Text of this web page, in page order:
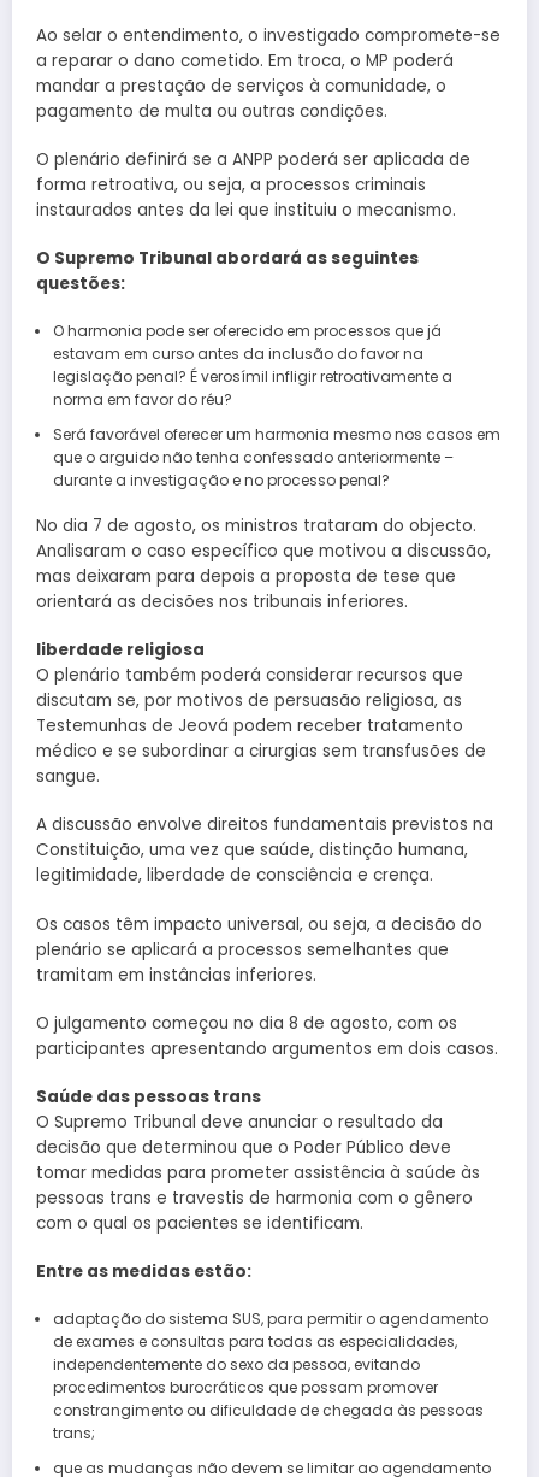
Ao selar o entendimento, o investigado compromete-se
a reparar o dano cometido. Em troca, o MP poderá
mandar a prestação de serviços à comunidade, o
pagamento de multa ou outras condições.
O plenário definirá se a ANPP poderá ser aplicada de
forma retroativa, ou seja, a processos criminais
instaurados antes da lei que instituiu o mecanismo.
O Supremo Tribunal abordará as seguintes
questões:
O harmonia pode ser oferecido em processos que já
estavam em curso antes da inclusão do favor na
legislação penal? É verosímil infligir retroativamente a
norma em favor do réu?
Será favorável oferecer um harmonia mesmo nos casos em
que o arguido não tenha confessado anteriormente –
durante a investigação e no processo penal?
No dia 7 de agosto, os ministros trataram do objecto.
Analisaram o caso específico que motivou a discussão,
mas deixaram para depois a proposta de tese que
orientará as decisões nos tribunais inferiores.
liberdade religiosa
O plenário também poderá considerar recursos que
discutam se, por motivos de persuasão religiosa, as
Testemunhas de Jeová podem receber tratamento
médico e se subordinar a cirurgias sem transfusões de
sangue.
A discussão envolve direitos fundamentais previstos na
Constituição, uma vez que saúde, distinção humana,
legitimidade, liberdade de consciência e crença.
Os casos têm impacto universal, ou seja, a decisão do
plenário se aplicará a processos semelhantes que
tramitam em instâncias inferiores.
O julgamento começou no dia 8 de agosto, com os
participantes apresentando argumentos em dois casos.
Saúde das pessoas trans
O Supremo Tribunal deve anunciar o resultado da
decisão que determinou que o Poder Público deve
tomar medidas para prometer assistência à saúde às
pessoas trans e travestis de harmonia com o gênero
com o qual os pacientes se identificam.
Entre as medidas estão:
adaptação do sistema SUS, para permitir o agendamento
de exames e consultas para todas as especialidades,
independentemente do sexo da pessoa, evitando
procedimentos burocráticos que possam promover
constrangimento ou dificuldade de chegada às pessoas
trans;
que as mudanças não devem se limitar ao agendamento